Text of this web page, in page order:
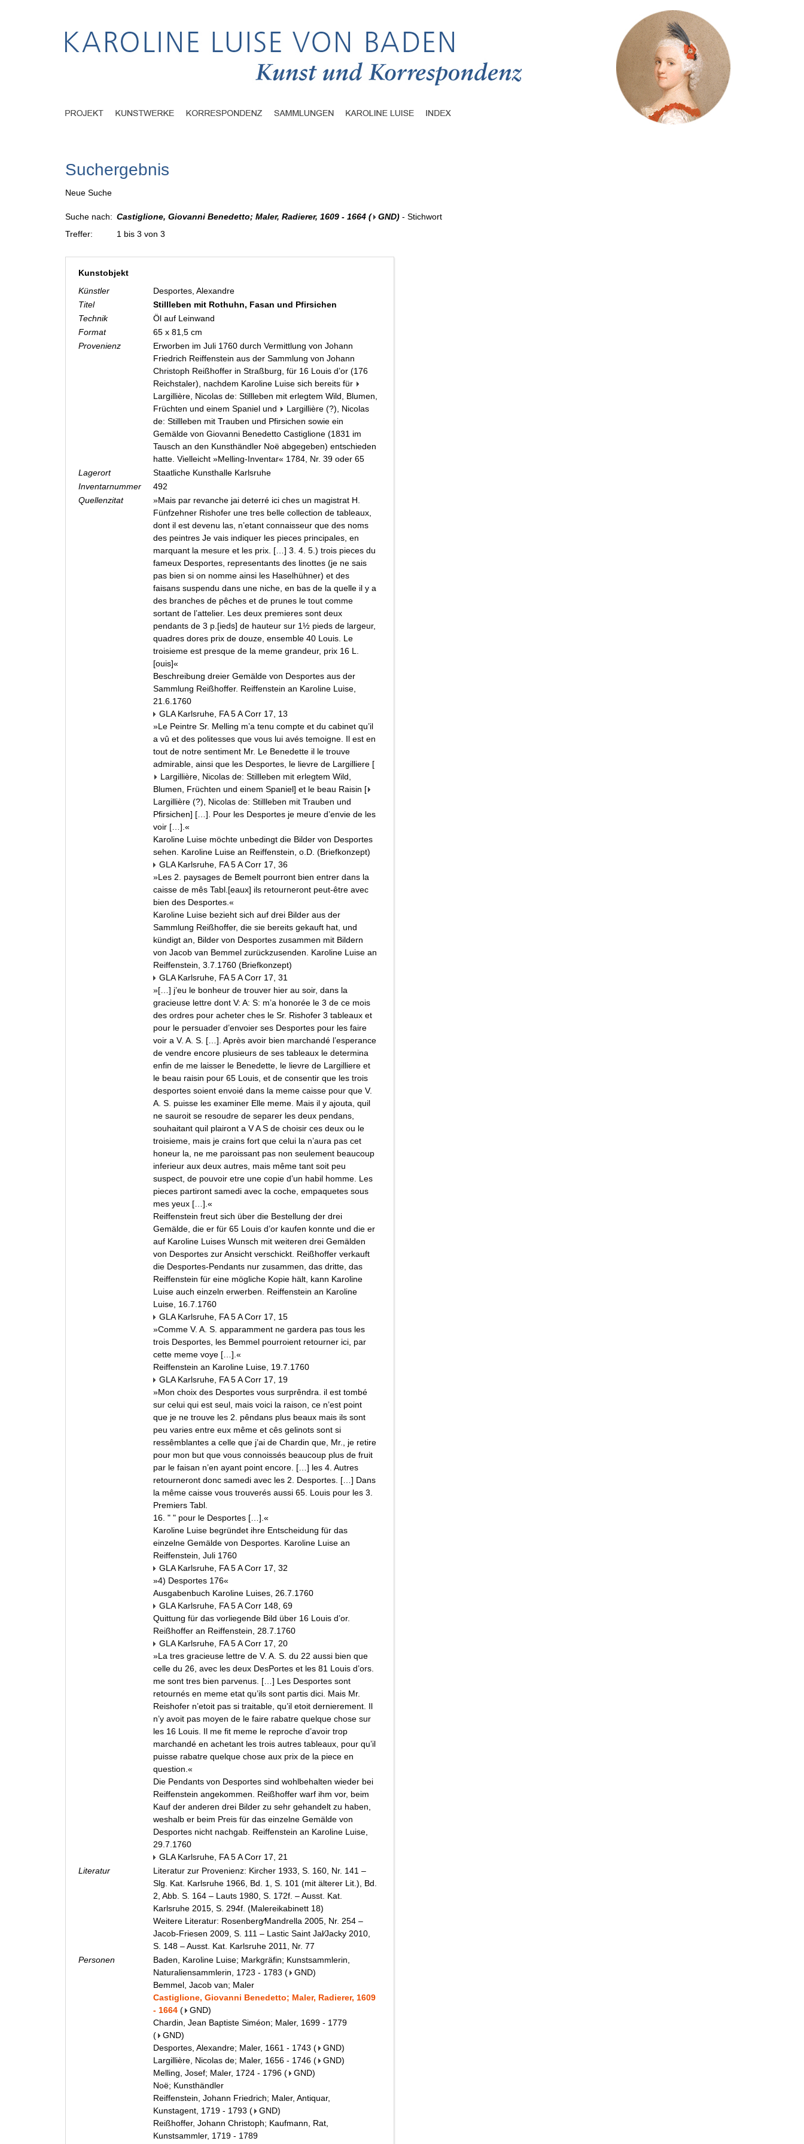
Suchergebnis
Neue Suche
Suche nach: Castiglione, Giovanni Benedetto; Maler, Radierer, 1609 - 1664 ( GND) - Stichwort
Treffer:
1 bis 3 von 3
Kunstobjekt
Künstler
Desportes, Alexandre
Titel
Stillleben mit Rothuhn, Fasan und Pfirsichen
Technik
Öl auf Leinwand
Format
65 x 81,5 cm
Provenienz
Erworben im Juli 1760 durch Vermittlung von Johann
Friedrich Reiffenstein aus der Sammlung von Johann
Christoph Reißhoffer in Straßburg, für 16 Louis d’or (176
Reichstaler), nachdem Karoline Luise sich bereits für
Largillière, Nicolas de: Stillleben mit erlegtem Wild, Blumen,
Früchten und einem Spaniel und
Largillière (?), Nicolas
de: Stillleben mit Trauben und Pfirsichen sowie ein
Gemälde von Giovanni Benedetto Castiglione (1831 im
Tausch an den Kunsthändler Noë abgegeben) entschieden
hatte. Vielleicht »Melling-Inventar« 1784, Nr. 39 oder 65
Lagerort
Staatliche Kunsthalle Karlsruhe
Inventarnummer
492
Quellenzitat
»Mais par revanche jai deterré ici ches un magistrat H.
Fünfzehner Rishofer une tres belle collection de tableaux,
dont il est devenu las, n’etant connaisseur que des noms
des peintres Je vais indiquer les pieces principales, en
marquant la mesure et les prix. […] 3. 4. 5.) trois pieces du
fameux Desportes, representants des linottes (je ne sais
pas bien si on nomme ainsi les Haselhühner) et des
faisans suspendu dans une niche, en bas de la quelle il y a
des branches de pêches et de prunes le tout comme
sortant de l’attelier. Les deux premieres sont deux
pendants de 3 p.[ieds] de hauteur sur 1½ pieds de largeur,
quadres dores prix de douze, ensemble 40 Louis. Le
troisieme est presque de la meme grandeur, prix 16 L.
[ouis]«
Beschreibung dreier Gemälde von Desportes aus der
Sammlung Reißhoffer. Reiffenstein an Karoline Luise,
21.6.1760
GLA Karlsruhe, FA 5 A Corr 17, 13
»Le Peintre Sr. Melling m’a tenu compte et du cabinet qu’il
a vû et des politesses que vous lui avés temoigne. Il est en
tout de notre sentiment Mr. Le Benedette il le trouve
admirable, ainsi que les Desportes, le lievre de Largilliere [
Largillière, Nicolas de: Stillleben mit erlegtem Wild,
Blumen, Früchten und einem Spaniel] et le beau Raisin [
Largillière (?), Nicolas de: Stillleben mit Trauben und
Pfirsichen] […]. Pour les Desportes je meure d’envie de les
voir […].«
Karoline Luise möchte unbedingt die Bilder von Desportes
sehen. Karoline Luise an Reiffenstein, o.D. (Briefkonzept)
GLA Karlsruhe, FA 5 A Corr 17, 36
»Les 2. paysages de Bemelt pourront bien entrer dans la
caisse de mês Tabl.[eaux] ils retourneront peut-être avec
bien des Desportes.«
Karoline Luise bezieht sich auf drei Bilder aus der
Sammlung Reißhoffer, die sie bereits gekauft hat, und
kündigt an, Bilder von Desportes zusammen mit Bildern
von Jacob van Bemmel zurückzusenden. Karoline Luise an
Reiffenstein, 3.7.1760 (Briefkonzept)
GLA Karlsruhe, FA 5 A Corr 17, 31
»[…] j’eu le bonheur de trouver hier au soir, dans la
gracieuse lettre dont V: A: S: m’a honorée le 3 de ce mois
des ordres pour acheter ches le Sr. Rishofer 3 tableaux et
pour le persuader d’envoier ses Desportes pour les faire
voir a V. A. S. […]. Après avoir bien marchandé l’esperance
de vendre encore plusieurs de ses tableaux le determina
enfin de me laisser le Benedette, le lievre de Largilliere et
le beau raisin pour 65 Louis, et de consentir que les trois
desportes soient envoié dans la meme caisse pour que V.
A. S. puisse les examiner Elle meme. Mais il y ajouta, quil
ne sauroit se resoudre de separer les deux pendans,
souhaitant quil plairont a V A S de choisir ces deux ou le
troisieme, mais je crains fort que celui la n’aura pas cet
honeur la, ne me paroissant pas non seulement beaucoup
inferieur aux deux autres, mais même tant soit peu
suspect, de pouvoir etre une copie d’un habil homme. Les
pieces partiront samedi avec la coche, empaquetes sous
mes yeux […].«
Reiffenstein freut sich über die Bestellung der drei
Gemälde, die er für 65 Louis d’or kaufen konnte und die er
auf Karoline Luises Wunsch mit weiteren drei Gemälden
von Desportes zur Ansicht verschickt. Reißhoffer verkauft
die Desportes-Pendants nur zusammen, das dritte, das
Reiffenstein für eine mögliche Kopie hält, kann Karoline
Luise auch einzeln erwerben. Reiffenstein an Karoline
Luise, 16.7.1760
GLA Karlsruhe, FA 5 A Corr 17, 15
»Comme V. A. S. apparamment ne gardera pas tous les
trois Desportes, les Bemmel pourroient retourner ici, par
cette meme voye […].«
Reiffenstein an Karoline Luise, 19.7.1760
GLA Karlsruhe, FA 5 A Corr 17, 19
»Mon choix des Desportes vous surprêndra. il est tombé
sur celui qui est seul, mais voici la raison, ce n’est point
que je ne trouve les 2. pêndans plus beaux mais ils sont
peu varies entre eux même et cês gelinots sont si
ressêmblantes a celle que j’ai de Chardin que, Mr., je retire
pour mon but que vous connoissés beaucoup plus de fruit
par le faisan n’en ayant point encore. […] les 4. Autres
retourneront donc samedi avec les 2. Desportes. […] Dans
la même caisse vous trouverés aussi 65. Louis pour les 3.
Premiers Tabl.
16. " " pour le Desportes […].«
Karoline Luise begründet ihre Entscheidung für das
einzelne Gemälde von Desportes. Karoline Luise an
Reiffenstein, Juli 1760
GLA Karlsruhe, FA 5 A Corr 17, 32
»4) Desportes 176«
Ausgabenbuch Karoline Luises, 26.7.1760
GLA Karlsruhe, FA 5 A Corr 148, 69
Quittung für das vorliegende Bild über 16 Louis d’or.
Reißhoffer an Reiffenstein, 28.7.1760
GLA Karlsruhe, FA 5 A Corr 17, 20
»La tres gracieuse lettre de V. A. S. du 22 aussi bien que
celle du 26, avec les deux DesPortes et les 81 Louis d’ors.
me sont tres bien parvenus. […] Les Desportes sont
retournés en meme etat qu’ils sont partis dici. Mais Mr.
Reishofer n’etoit pas si traitable, qu’il etoit dernierement. Il
n’y avoit pas moyen de le faire rabatre quelque chose sur
les 16 Louis. Il me fit meme le reproche d’avoir trop
marchandé en achetant les trois autres tableaux, pour qu’il
puisse rabatre quelque chose aux prix de la piece en
question.«
Die Pendants von Desportes sind wohlbehalten wieder bei
Reiffenstein angekommen. Reißhoffer warf ihm vor, beim
Kauf der anderen drei Bilder zu sehr gehandelt zu haben,
weshalb er beim Preis für das einzelne Gemälde von
Desportes nicht nachgab. Reiffenstein an Karoline Luise,
29.7.1760
GLA Karlsruhe, FA 5 A Corr 17, 21
Literatur
Literatur zur Provenienz: Kircher 1933, S. 160, Nr. 141 –
Slg. Kat. Karlsruhe 1966, Bd. 1, S. 101 (mit älterer Lit.), Bd.
2, Abb. S. 164 – Lauts 1980, S. 172f. – Ausst. Kat.
Karlsruhe 2015, S. 294f. (Malereikabinett 18)
Weitere Literatur: Rosenberg∕Mandrella 2005, Nr. 254 –
Jacob-Friesen 2009, S. 111 – Lastic Saint Jal∕Jacky 2010,
S. 148 – Ausst. Kat. Karlsruhe 2011, Nr. 77
Personen
Baden, Karoline Luise; Markgräfin; Kunstsammlerin,
Naturaliensammlerin, 1723 - 1783 ( GND)
Bemmel, Jacob van; Maler
Castiglione, Giovanni Benedetto; Maler, Radierer, 1609
- 1664 ( GND)
Chardin, Jean Baptiste Siméon; Maler, 1699 - 1779
(
GND)
Desportes, Alexandre; Maler, 1661 - 1743 ( GND)
Largillière, Nicolas de; Maler, 1656 - 1746 ( GND)
Melling, Josef; Maler, 1724 - 1796 ( GND)
Noë; Kunsthändler
Reiffenstein, Johann Friedrich; Maler, Antiquar,
Kunstagent, 1719 - 1793 ( GND)
Reißhoffer, Johann Christoph; Kaufmann, Rat,
Kunstsammler, 1719 - 1789